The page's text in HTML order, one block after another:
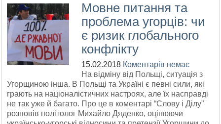
Мовне питання та
проблема угорців: чи
є ризик глобального
конфлікту
15.02.2018 Коментарів немає
На відміну від Польщі, ситуація з
Угорщиною інша. В Польщі та Україні є певні сили, які
грають на націоналістичних настроях, але їх насправді
не так уже й багато. Про це в коментарі “Слову і Ділу”
розповів політолог Михайло Дяденко, оцінюючи